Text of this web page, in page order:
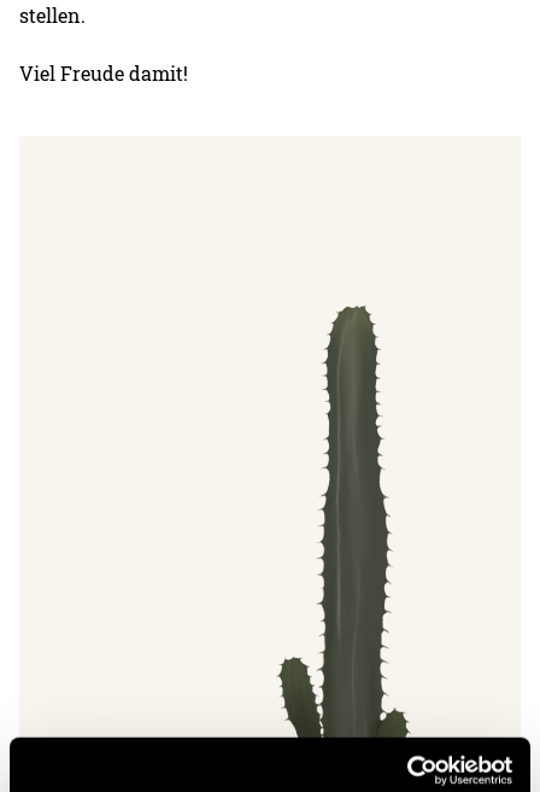
stellen.
Viel Freude damit!